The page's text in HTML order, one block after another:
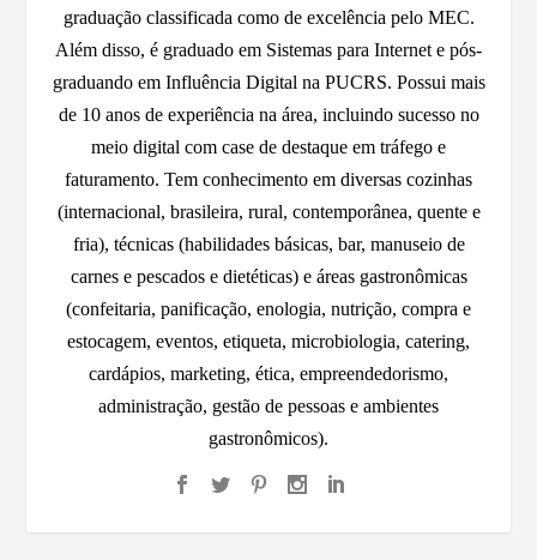
graduação classificada como de excelência pelo MEC.
Além disso, é graduado em Sistemas para Internet e pós-
graduando em Influência Digital na PUCRS. Possui mais
de 10 anos de experiência na área, incluindo sucesso no
meio digital com case de destaque em tráfego e
faturamento. Tem conhecimento em diversas cozinhas
(internacional, brasileira, rural, contemporânea, quente e
fria), técnicas (habilidades básicas, bar, manuseio de
carnes e pescados e dietéticas) e áreas gastronômicas
(confeitaria, panificação, enologia, nutrição, compra e
estocagem, eventos, etiqueta, microbiologia, catering,
cardápios, marketing, ética, empreendedorismo,
administração, gestão de pessoas e ambientes
gastronômicos).